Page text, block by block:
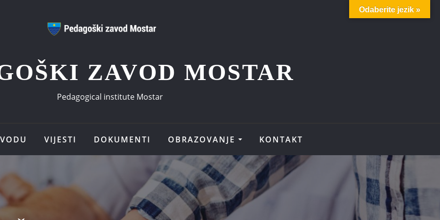
ZAVOD MOSTAR
Pedagogical institute Mostar
VIJESTI DOKUMENTI OBRAZOVANJE KONTAKT
Odaberite jezik »